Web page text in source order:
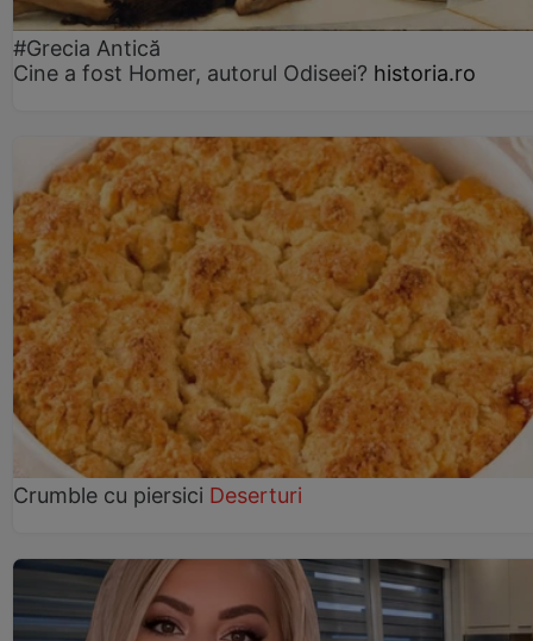
#Grecia Antică
Cine a fost Homer, autorul Odiseei? historia.ro
Crumble cu piersici Deserturi